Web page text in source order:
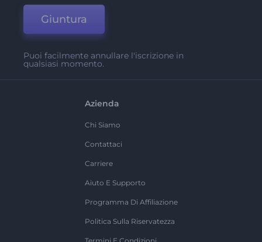
Giuntura
Puoi facilmente annullare l'iscrizione in
qualsiasi momento.
Azienda
Chi Siamo
Contattaci
Carriere
Aiuto E Supporto
Programma Di Affiliazione
Politica Sulla Riservatezza